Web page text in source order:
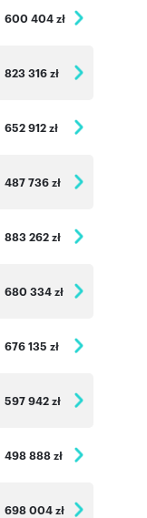
600 404 zł
823 316 zł
652 912 zł
487 736 zł
883 262 zł
680 334 zł
676 135 zł
597 942 zł
498 888 zł
698 004 zł